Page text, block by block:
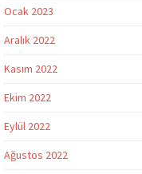
Ocak 2023
Aralık 2022
Kasım 2022
Ekim 2022
Eylül 2022
Ağustos 2022